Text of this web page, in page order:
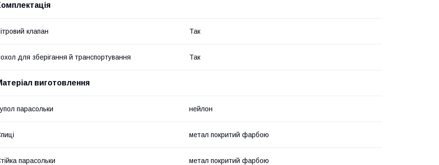
клапан Так
для зберігання й транспортування Так
виготовлення
парасольки нейлон
метал покритий фарбою
парасольки метал покритий фарбою